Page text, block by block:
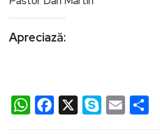
Apreciază:
WhatsApp
Facebook
X Skype
Email